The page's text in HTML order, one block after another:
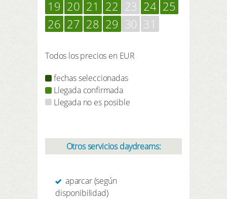
19 20 21 22 23 24 25
26 27 28 29 30 31
Todos los precios en EUR
fechas seleccionadas
Llegada confirmada
Llegada no es posible
Otros servicios daydreams:
aparcar (según
disponibilidad)